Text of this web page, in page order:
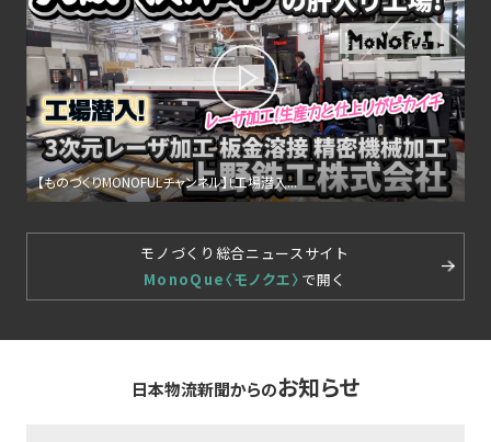
【ものづくりMONOFULチャンネル】〔工場潜入...
モノづくり総合ニュースサイト
MonoQue〈モノクエ〉 で開く
日本物流新聞からのお知らせ